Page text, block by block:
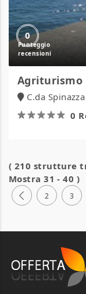
0
Agriturismo
C.da
0
( 210 strutture
Mostra 31 - 40 )
2 3